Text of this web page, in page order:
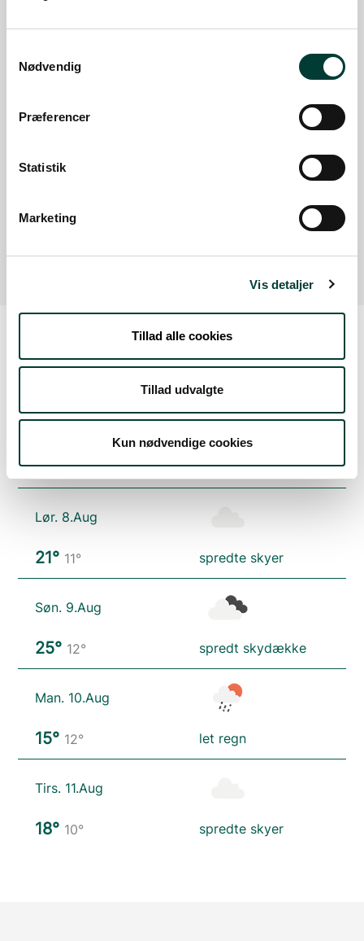
Nødvendig
Præferencer
Statistik
Marketing
Vis detaljer
Tillad alle cookies
Tillad udvalgte
Kun nødvendige cookies
Sådan kommer du dertil
Med offentlig transport
Google Maps
Der er ingen parkeringspladser i umiddelbar nærhed
Vejrudsigt
Fre. 7.Aug
16°12° skydække
Lør. 8.Aug
21° 11° spredte skyer
Søn. 9.Aug
25° 12° spredt skydække
Man. 10.Aug
15° 12° let regn
Tirs. 11.Aug
18° 10° spredte skyer